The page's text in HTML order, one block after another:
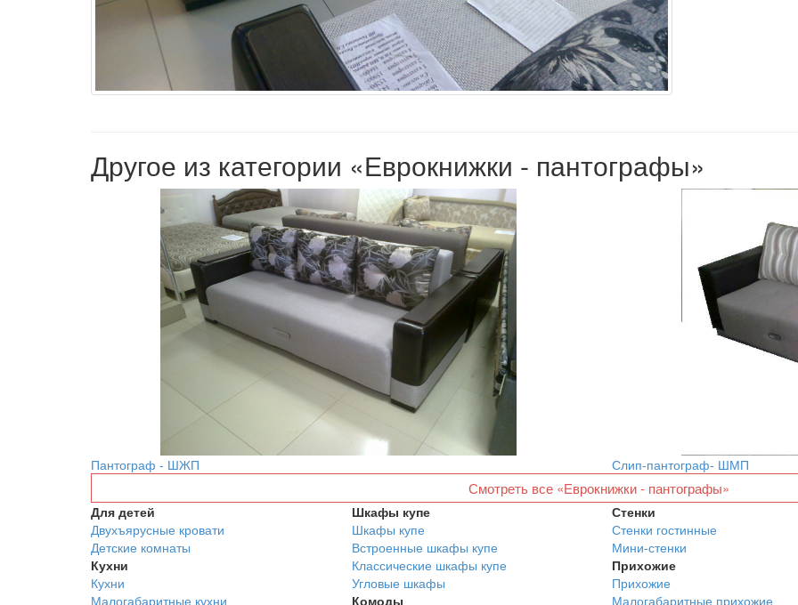
Другое из категории «Еврокнижки - пантографы»
Пантограф - ШЖП Слип-пантограф- ШМП
Смотреть все «Еврокнижки - пантографы»
Для детей
Двухъярусные кровати
Детские комнаты
Кухни
Кухни
Малогабаритные кухни
Шкафы купе
Шкафы купе
Встроенные шкафы купе
Классические шкафы купе
Угловые шкафы
Комоды
Стенки
Стенки гостинные
Мини-стенки
Прихожие
Прихожие
Малогабаритные прихожие